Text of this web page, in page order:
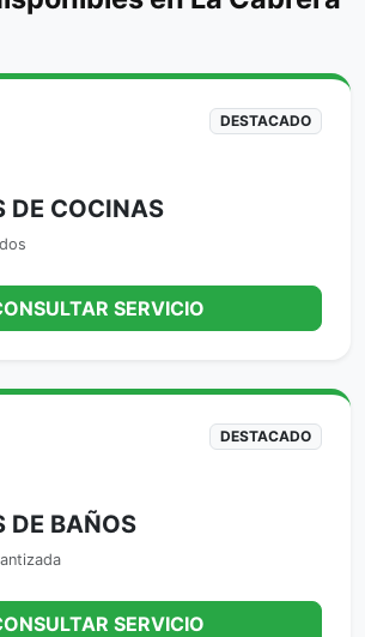
DESTACADO
DE COCINAS
SERVICIO
DESTACADO
DE BAÑOS
SERVICIO